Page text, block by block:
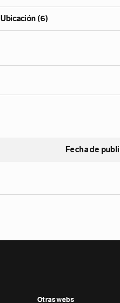
Ubicación (6)
Fecha de
Otras webs